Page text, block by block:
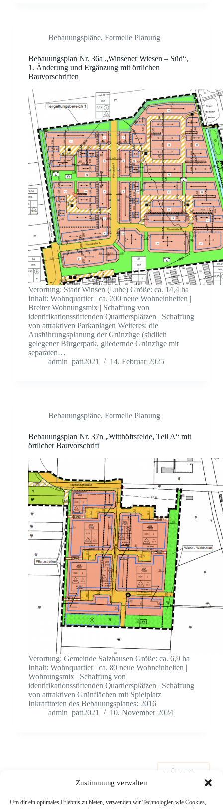
Zustimmung verwalten
Um dir ein optimales Erlebnis zu bieten, verwenden wir Technologien wie Cookies,
Bebauungspläne, Formelle Planung
Bebauungsplan Nr. 36a „Winsener Wiesen – Süd“,
1. Änderung und Ergänzung mit örtlichen
Bauvorschriften
Verortung: Stadt Winsen (Luhe) Größe: ca. 14,4 ha
Inhalt: Wohnquartier | ca. 200 neue Wohneinheiten |
Breiter Wohnungsmix | Schaffung von
identifikationsstiftenden Quartiersplätzen | Schaffung
von attraktiven Parkanlagen Weiteres: die
Ausführungsplanung der Grünzüge (südlich
gelegener Bürgerpark, gliedernde Grünzüge mit
separaten…
admin_patt2021
14. Februar 2025
Bebauungspläne, Formelle Planung
Bebauungsplan Nr. 37n „Witthöftsfelde, Teil A“ mit
örtlicher Bauvorschrift
Verortung: Gemeinde Salzhausen Größe: ca. 6,9 ha
Inhalt: Wohnquartier | ca. 80 neue Wohneinheiten |
Wohnungsmix | Schaffung von
identifikationsstiftenden Quartiersplätzen | Schaffung
von attraktiven Grünflächen mit Spielplatz
Inkrafttreten des Bebauungsplanes: 2016
admin_patt2021
10. November 2024
NÄCHSTE